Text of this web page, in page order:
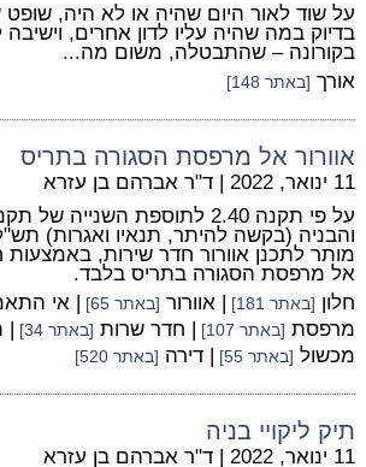
על שוד לאור היום שהיה או לא היה,
בדיוק במה שהיה עליו לדון אחרים, וישיבה
בקורונה – שהתבטלה, משום מה...
אורך [באתר 148]
אוורור אל מרפסת הסגורה בתריס
11 ינואר, 2022 | ד"ר אברהם בן עזרא
על פי תקנה 2.40 לתוספת השנייה
מותר לתכנן אוורור חדר שירות, באמצעות
אל מרפסת הסגורה בתריס בלבד.
חלון [באתר 181] | אוורור [באתר 65] | אי
מרפסת [באתר 107] | חדר שרות [באתר 34] |
מכשול [באתר 55] | דירה [באתר 520]
תיק ליקויי בניה
11 ינואר, 2022 | ד"ר אברהם בן עזרא